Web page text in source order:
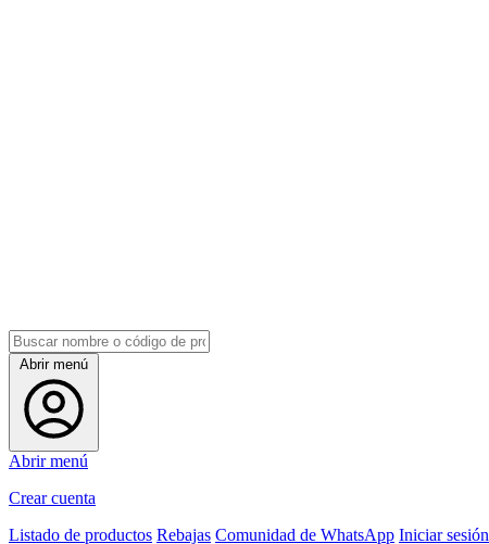
Abrir menú
Abrir menú
Crear cuenta
Listado de productos Rebajas Comunidad de WhatsApp Iniciar sesión